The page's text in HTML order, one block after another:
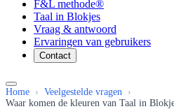
F&L methode®
Taal in Blokjes
Vraag & antwoord
Ervaringen van gebruikers
Contact
Home › Veelgestelde vragen ›
Waar komen de kleuren van Taal in